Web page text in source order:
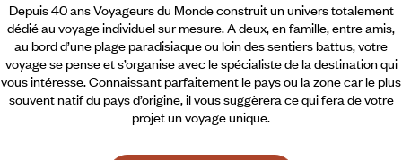
Depuis 40 ans Voyageurs du Monde construit un univers totalement
dédié au voyage individuel sur mesure. A deux, en famille, entre amis,
au bord d’une plage paradisiaque ou loin des sentiers battus, votre
voyage se pense et s’organise avec le spécialiste de la destination qui
vous intéresse. Connaissant parfaitement le pays ou la zone car le plus
souvent natif du pays d’origine, il vous suggèrera ce qui fera de votre
projet un voyage unique.